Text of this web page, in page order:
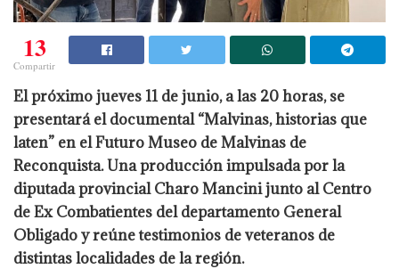
13
Compartir
El próximo jueves 11 de junio, a las 20 horas, se
presentará el documental “Malvinas, historias que
laten” en el Futuro Museo de Malvinas de
Reconquista. Una producción impulsada por la
diputada provincial Charo Mancini junto al Centro
de Ex Combatientes del departamento General
Obligado y reúne testimonios de veteranos de
distintas localidades de la región.